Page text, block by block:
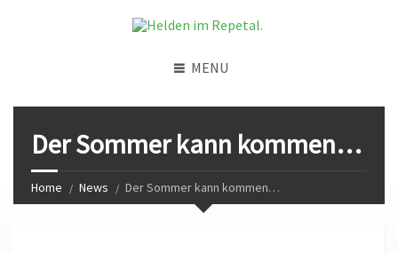
MENU
Der Sommer kann kommen…
Home News Der Sommer kann kommen…